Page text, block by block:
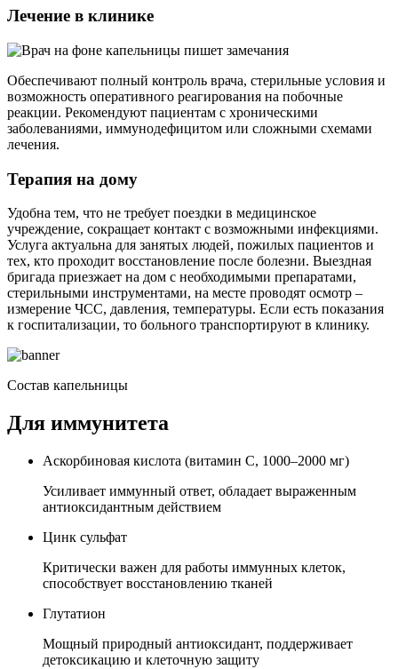
Лечение в клинике
Обеспечивают полный контроль врача, стерильные условия и
возможность оперативного реагирования на побочные
реакции. Рекомендуют пациентам с хроническими
заболеваниями, иммунодефицитом или сложными схемами
лечения.
Терапия на дому
Удобна тем, что не требует поездки в медицинское
учреждение, сокращает контакт с возможными инфекциями.
Услуга актуальна для занятых людей, пожилых пациентов и
тех, кто проходит восстановление после болезни. Выездная
бригада приезжает на дом с необходимыми препаратами,
стерильными инструментами, на месте проводят осмотр –
измерение ЧСС, давления, температуры. Если есть показания
к госпитализации, то больного транспортируют в клинику.
Состав капельницы
Для иммунитета
Аскорбиновая кислота (витамин C, 1000–2000 мг)
Усиливает иммунный ответ, обладает выраженным
антиоксидантным действием
Цинк сульфат
Критически важен для работы иммунных клеток,
способствует восстановлению тканей
Глутатион
Мощный природный антиоксидант, поддерживает
детоксикацию и клеточную защиту